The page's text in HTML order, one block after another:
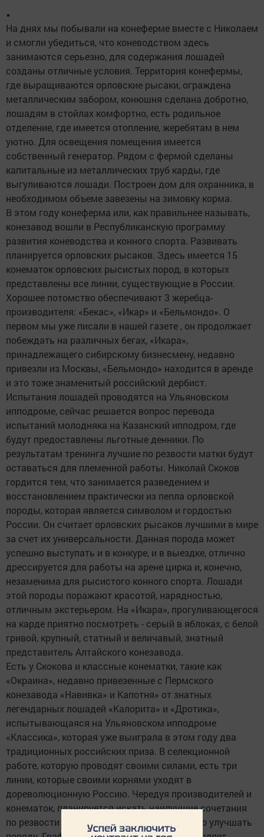
На днях мы побывали на конеферме вместе с Николаем
и смогли убедиться, что коневодством здесь
занимаются серьезно, для содержания лошадей
созданы отличные условия. Территория конефермы,
где выращиваются орловские рысаки, ограждена
металлическим забором, конюшня сделана добротно,
лошадям в стойлах комфортно, есть родильное
отделение, где имеется отопление, жеребятам в нем
уютно. Для освещения помещения имеется
собственный генератор. Рядом с фермой сделаны
капитальные из металлических труб карды, где
выгуливаются лошади. Построен дом для охранника, в
необходимом объеме завезены на зимовку корма.
В этом году конеферма или, как правильнее называть,
конезавод вошли в Республиканскую программу
развития коневодства и конного спорта. Развивать
планируется орловских рысаков. Здесь имеется 15
конематок орловских рысистых пород, в которых
представлены все линии, существующие в России.
Хорошее потомство обеспечивают 3 жеребца-
производителя: «Бекас», «Икар» и «Бельмондо». О
первом мы уже писали в нашей газете , он продолжает
побеждать на различных бегах, «Икара»,
принадлежащего сибирскому бизнесмену, недавно
привезли из Москвы, «Бельмондо» находится в аренде
и это тоже знаменитый российский дербист.
Испытания лошадей проводятся на Ульяновском
ипподроме, сейчас решается вопрос перевода
испытаний молодняка на Казанский ипподром, где
будут предоставлены льготные денники. По
результатам тренинга лучшие по резвости матки будут
оставаться для племенной работы. Николай Скоков
гордится тем, что занимается разведением и
восстановлением практически из пепла орловской
породы, которая является символом и гордостью
России. Он считает орловских рысаков лучшими в мире
за счет их универсальности. Данная порода может
успешно выступать и в конкуре, и в выездке, отлично
дрессируется для работы на арене цирка и, конечно,
незаменима для рысистого конного спорта. Лошади
этой породы поражают красотой, нарядностью,
отличным экстерьером. На «Икара», прогуливающегося
на карде приятно посмотреть - серый в яблоках, с белой
гривой, крупный, статный и величавый, знатный
представитель Алтайского конезавода.
Есть у Скокова и классные конематки, такие как
«Окраина», недавно привезенные с Пермского
конезавода «Навивка» и Капотня» от знатных
легендарных лошадей «Калорита» и «Дротика»,
испытывающаяся на Ульяновском ипподроме
«Классика», которая уже выиграла в этом году два
традиционных российских приза. В селекционной
работе, которую проводят своими силами, есть три
линии, которые своими корнями уходят в
дореволюционную Россию. Чередуя производителей и
конематок, планируется искать наилучшие сочетания
по резвости орловских рысаков и постоянно улучшать